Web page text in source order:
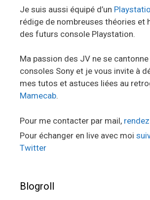
Je suis aussi équipé d’un
rédige de nombreuses théories et
des futurs console Playstation.
Ma passion des JV ne se cantonne
consoles Sony et je vous invite à
mes tutos et astuces liées au
Mamecab.
Pour me contacter par mail,
Pour échanger en live avec moi
Twitter
Blogroll